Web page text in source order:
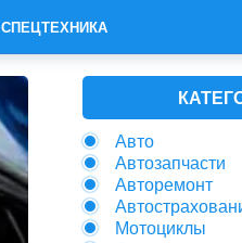
СПЕЦТЕХНИКА
Авто
Автозапчасти
Авторемонт
Мотоциклы